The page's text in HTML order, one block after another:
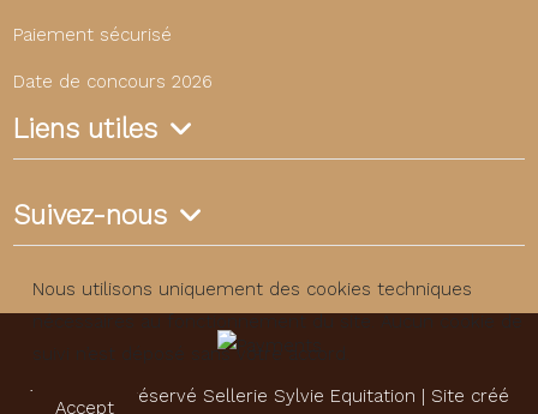
Paiement sécurisé
Date de concours 2026
Liens utiles
Suivez-nous
Tous droits réservé Sellerie Sylvie Equitation | Site créé
Nous utilisons uniquement des cookies techniques
nécessaires au fonctionnement du site. Aucun cookie de
suivi n’est déposé sans votre accord.
Accept